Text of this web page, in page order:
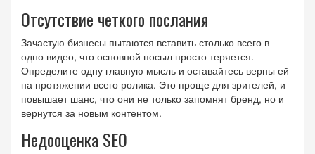
Отсутствие четкого послания
Зачастую бизнесы пытаются вставить столько всего в
одно видео, что основной посыл просто теряется.
Определите одну главную мысль и оставайтесь верны ей
на протяжении всего ролика. Это проще для зрителей, и
повышает шанс, что они не только запомнят бренд, но и
вернутся за новым контентом.
Недооценка SEO